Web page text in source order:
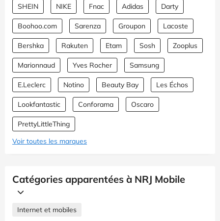
SHEIN NIKE Fnac Adidas Darty
Boohoo.com Sarenza Groupon Lacoste
Bershka Rakuten Etam Sosh Zooplus
Marionnaud Yves Rocher Samsung
E.Leclerc Notino Beauty Bay Les Échos
Lookfantastic Conforama Oscaro
PrettyLittleThing
Voir toutes les marques
Catégories apparentées à NRJ Mobile
Internet et mobiles